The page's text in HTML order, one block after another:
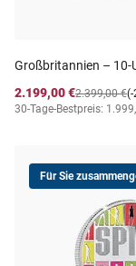
Großbritannien – 10-
2.199,00 €
(-
2.399,00 €
30-Tage-Bestpreis:
Für Sie